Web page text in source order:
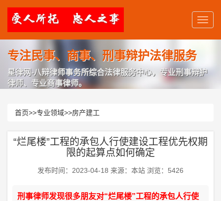
专注民事、商事、刑事辩护法律服务
星律网-八辩律师事务所综合法律服务中心，专业刑事辩护
律师、专业商事律师。
首页>>专业领域>>房产建工
“烂尾楼”工程的承包人行使建设工程优先权期
限的起算点如何确定
发布时间：2023-04-18 来源：本站 浏览：5426
刑事律师发现很多朋友对“烂尾楼”工程的承包人行使